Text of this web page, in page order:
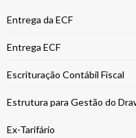
Entrega da ECF
Entrega ECF
Escrituração Contábil Fiscal
Estrutura para Gestão do
Ex-Tarifário